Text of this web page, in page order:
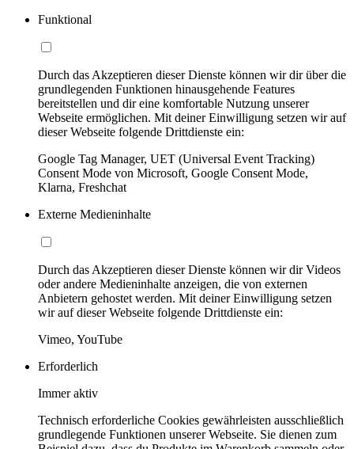
Funktional
Durch das Akzeptieren dieser Dienste können wir dir über die
grundlegenden Funktionen hinausgehende Features
bereitstellen und dir eine komfortable Nutzung unserer
Webseite ermöglichen. Mit deiner Einwilligung setzen wir auf
dieser Webseite folgende Drittdienste ein:
Google Tag Manager, UET (Universal Event Tracking)
Consent Mode von Microsoft, Google Consent Mode,
Klarna, Freshchat
Externe Medieninhalte
Durch das Akzeptieren dieser Dienste können wir dir Videos
oder andere Medieninhalte anzeigen, die von externen
Anbietern gehostet werden. Mit deiner Einwilligung setzen
wir auf dieser Webseite folgende Drittdienste ein:
Vimeo, YouTube
Erforderlich
Immer aktiv
Technisch erforderliche Cookies gewährleisten ausschließlich
grundlegende Funktionen unserer Webseite. Sie dienen zum